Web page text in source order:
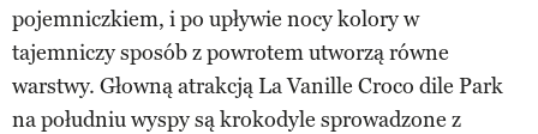
pojemniczkiem, i po upływie nocy kolory w
tajemniczy sposób z powrotem utworzą równe
warstwy. Głowną atrakcją La Vanille Croco dile Park
na południu wyspy są krokodyle sprowadzone z